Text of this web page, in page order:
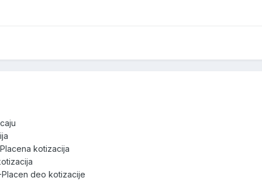
kotizacija
deo kotizacije